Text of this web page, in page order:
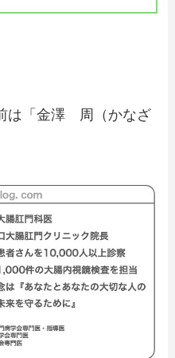
は「金澤 周（かなざ